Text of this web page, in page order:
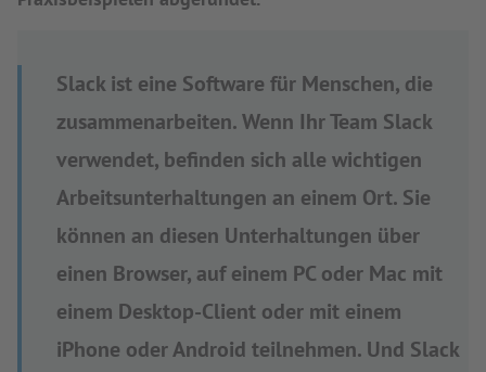
Slack ist eine Software für Menschen, die
zusammenarbeiten. Wenn Ihr Team Slack
verwendet, befinden sich alle wichtigen
Arbeitsunterhaltungen an einem Ort. Sie
können an diesen Unterhaltungen über
einen Browser, auf einem PC oder Mac mit
einem Desktop-Client oder mit einem
iPhone oder Android teilnehmen. Und Slack